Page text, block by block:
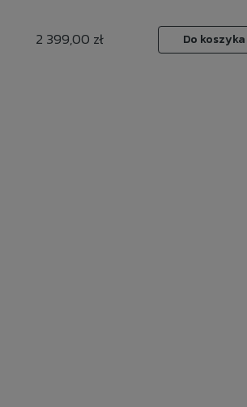
2 399,00 zł Do koszyka